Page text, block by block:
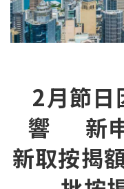
優惠禮遇
中原按揭標籤優惠
推薦齊齊友賞
按揭工具
2月節日
響 新申
新取按揭